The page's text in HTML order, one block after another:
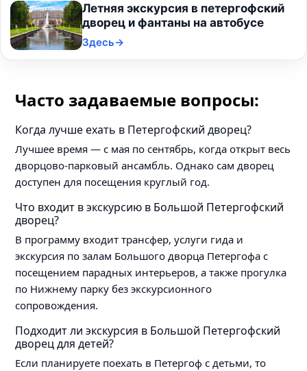
Летняя экскурсия в петергофский
дворец и фантаны на автобусе
Здесь→
Часто задаваемые вопросы:
Когда лучше ехать в Петергофский дворец?
Лучшее время — с мая по сентябрь, когда открыт весь
дворцово-парковый ансамбль. Однако сам дворец
доступен для посещения круглый год.
Что входит в экскурсию в Большой Петергофский
дворец?
В программу входит трансфер, услуги гида и
экскурсия по залам Большого дворца Петергофа с
посещением парадных интерьеров, а также прогулка
по Нижнему парку без экскурсионного
сопровождения.
Подходит ли экскурсия в Большой Петергофский
дворец для детей?
Если планируете поехать в Петергоф с детьми, то